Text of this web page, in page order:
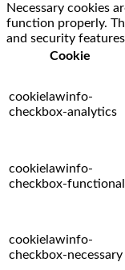
Necessary cookies
function properly.
and security
Cookie
cookielawinfo-
checkbox-analytics
cookielawinfo-
checkbox-functional
cookielawinfo-
checkbox-necessary